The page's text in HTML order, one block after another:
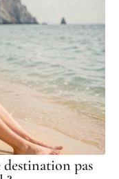
destination pas